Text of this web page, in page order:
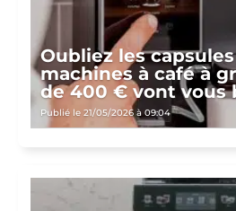
Oubliez les
machines à café à
de 400 € vont vous
Publié le 21/05/2026 à 09:04